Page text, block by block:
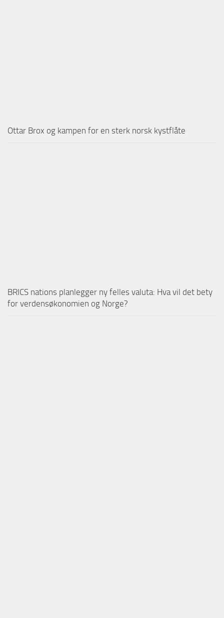
Ottar Brox og kampen for en sterk norsk kystflåte
BRICS nations planlegger ny felles valuta: Hva vil det bety
for verdensøkonomien og Norge?